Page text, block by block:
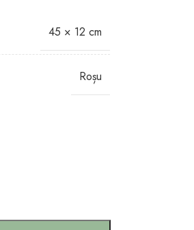
45 × 12 cm
Roșu